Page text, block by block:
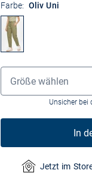
Farbe: Oliv Uni
Größenauswahl
Größe wählen
Unsicher bei
In
Jetzt im